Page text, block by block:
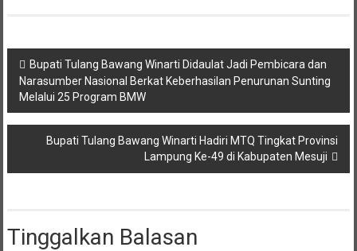
Navigasi
pos
Bupati Tulang Bawang Winarti Didaulat Jadi Pembicara dan
Narasumber Nasional Berkat Keberhasilan Penurunan Sunting
Melalui 25 Program BMW
Bupati Tulang Bawang Winarti Hadiri MTQ Tingkat Provinsi
Lampung Ke-49 di Kabupaten Mesuji
Tinggalkan Balasan